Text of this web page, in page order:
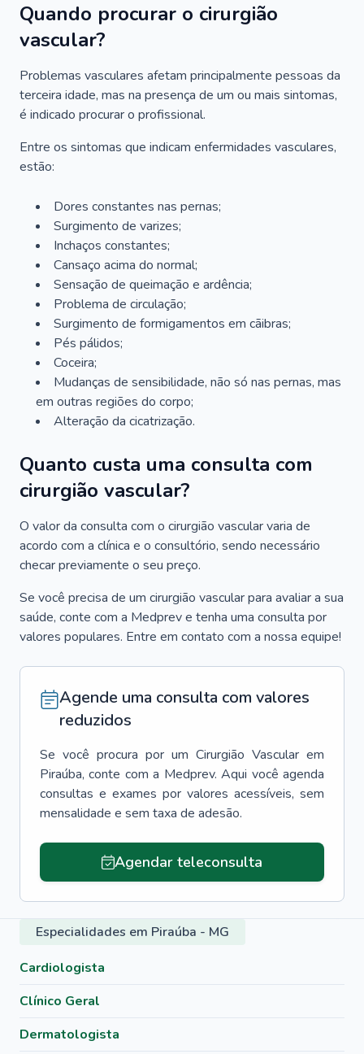
Quando procurar o cirurgião
vascular?
Problemas vasculares afetam principalmente pessoas da
terceira idade, mas na presença de um ou mais sintomas,
é indicado procurar o profissional.
Entre os sintomas que indicam enfermidades vasculares,
estão:
Dores constantes nas pernas;
Surgimento de varizes;
Inchaços constantes;
Cansaço acima do normal;
Sensação de queimação e ardência;
Problema de circulação;
Surgimento de formigamentos em cãibras;
Pés pálidos;
Coceira;
Mudanças de sensibilidade, não só nas pernas, mas
em outras regiões do corpo;
Alteração da cicatrização.
Quanto custa uma consulta com
cirurgião vascular?
O valor da consulta com o cirurgião vascular varia de
acordo com a clínica e o consultório, sendo necessário
checar previamente o seu preço.
Se você precisa de um cirurgião vascular para avaliar a sua
saúde, conte com a Medprev e tenha uma consulta por
valores populares. Entre em contato com a nossa equipe!
Agende uma consulta com valores
reduzidos
Se você procura por um Cirurgião Vascular em
Piraúba, conte com a Medprev. Aqui você agenda
consultas e exames por valores acessíveis, sem
mensalidade e sem taxa de adesão.
Agendar teleconsulta
Especialidades em Piraúba - MG
Cardiologista
Clínico Geral
Dermatologista